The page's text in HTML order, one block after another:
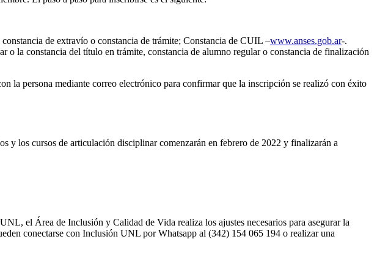
de extravío o constancia de trámite; Constancia de CUIL –www.anses.gob.ar-.
la constancia del título en trámite, constancia de alumno regular o constancia de finalización
la persona mediante correo electrónico para confirmar que la inscripción se realizó con éxito
los cursos de articulación disciplinar comenzarán en febrero de 2022 y finalizarán a
el Área de Inclusión y Calidad de Vida realiza los ajustes necesarios para asegurar la
conectarse con Inclusión UNL por Whatsapp al (342) 154 065 194 o realizar una